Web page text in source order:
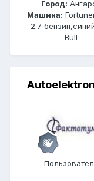
Город:
Машина:
2.7
Bull